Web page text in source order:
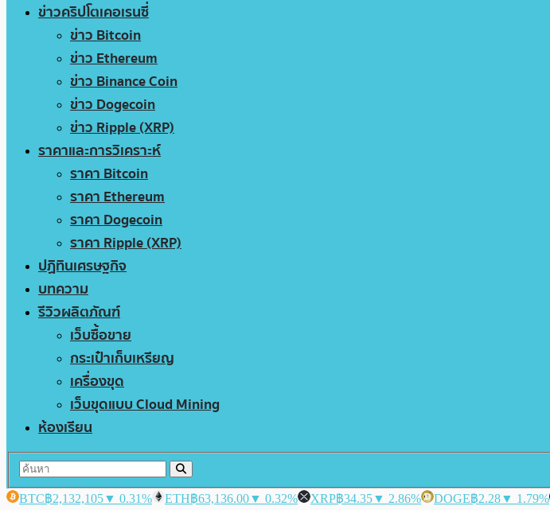
ข่าวคริปโตเคอเรนซี่
ข่าว Bitcoin
ข่าว Ethereum
ข่าว Binance Coin
ข่าว Dogecoin
ข่าว Ripple (XRP)
ราคาและการวิเคราะห์
ราคา Bitcoin
ราคา Ethereum
ราคา Dogecoin
ราคา Ripple (XRP)
ปฏิทินเศรษฐกิจ
บทความ
รีวิวผลิตภัณฑ์
เว็บซื้อขาย
กระเป๋าเก็บเหรียญ
เครื่องขุด
เว็บขุดแบบ Cloud Mining
ห้องเรียน
BTC฿2,132,105▼ 0.31% ETH฿63,136.00▼ 0.32% XRP฿34.35▼ 2.86% DOGE฿2.28▼ 1.79%